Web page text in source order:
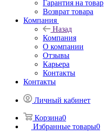
Гарантия на товар
Возврат товара
Компания
Назад
Компания
О компании
Отзывы
Карьера
Контакты
Контакты
Личный кабинет
Корзина0
Избранные товары0